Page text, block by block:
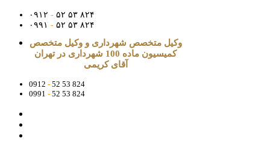
۰۹۱۲ - ۵۲ ۵۳ ۸۲۴
۰۹۹۱ - ۵۲ ۵۳ ۸۲۴
وکیل متخصص شهرداری و وکیل متخصص
کمیسیون ماده 100 شهرداری در تهران
آقای کریمی
0912 - 52 53 824
0991 - 52 53 824